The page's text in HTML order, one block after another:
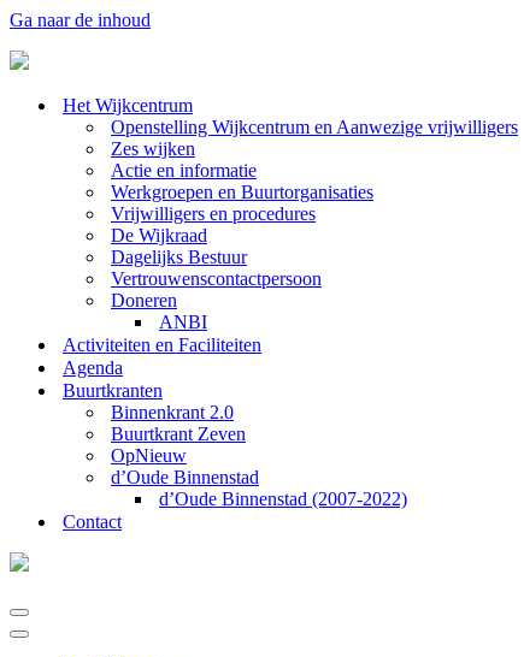
Ga naar de inhoud
Het Wijkcentrum
Openstelling Wijkcentrum en Aanwezige vrijwilligers
Zes wijken
Actie en informatie
Werkgroepen en Buurtorganisaties
Vrijwilligers en procedures
De Wijkraad
Dagelijks Bestuur
Vertrouwenscontactpersoon
Doneren
ANBI
Activiteiten en Faciliteiten
Agenda
Buurtkranten
Binnenkrant 2.0
Buurtkrant Zeven
OpNieuw
d’Oude Binnenstad
d’Oude Binnenstad (2007-2022)
Contact
Navigatie
Menu
Navigatie